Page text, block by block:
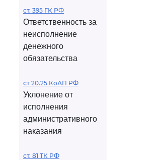
ст. 395 ГК РФ
Ответственность за
неисполнение
денежного
обязательства
ст 20.25 КоАП РФ
Уклонение от
исполнения
административного
наказания
ст. 81 ТК РФ